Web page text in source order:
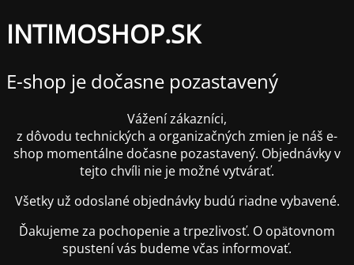
INTIMOSHOP.SK
E-shop je dočasne pozastavený
Vážení zákazníci,
z dôvodu technických a organizačných zmien je náš e-
shop momentálne dočasne pozastavený. Objednávky v
tejto chvíli nie je možné vytvárať.
Všetky už odoslané objednávky budú riadne vybavené.
Ďakujeme za pochopenie a trpezlivosť. O opätovnom
spustení vás budeme včas informovať.